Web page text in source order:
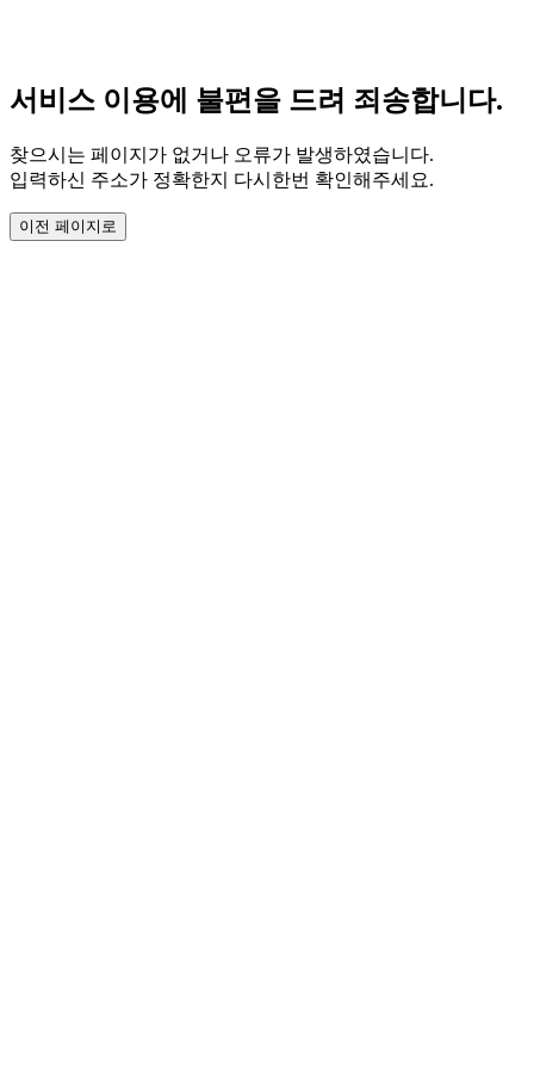
서비스 이용에 불편을 드려 죄송합니다.
찾으시는 페이지가 없거나 오류가 발생하였습니다.
입력하신 주소가 정확한지 다시한번 확인해주세요.
이전 페이지로